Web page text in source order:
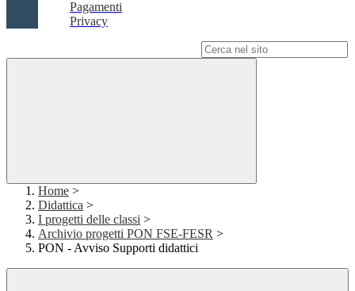
Pagamenti
Privacy
Home >
Didattica >
I progetti delle classi >
Archivio progetti PON FSE-FESR >
PON - Avviso Supporti didattici